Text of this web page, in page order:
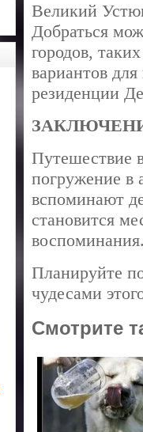
Великий
Добраться
городов,
вариантов
резиденции
Путешествие
погружение в
вспоминают
становится
Планируйте
чудесами
Смотрите